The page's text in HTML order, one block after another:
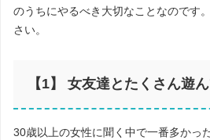
のうちにやるべき大切なことなのです
さい。
【1】 女友達とたくさん遊
30歳以上の女性に聞く中で一番多かっ